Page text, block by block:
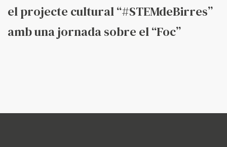
el projecte cultural “#STEMdeBirres”
amb una jornada sobre el “Foc”